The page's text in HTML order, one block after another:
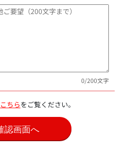
0/200文字
こちらをご覧ください。